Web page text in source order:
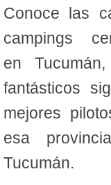
Conoce las
campings
en
fantásticos
mejores
esa
Tucumán.